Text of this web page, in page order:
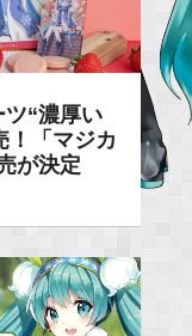
“濃厚い
！「マジカ
が決定